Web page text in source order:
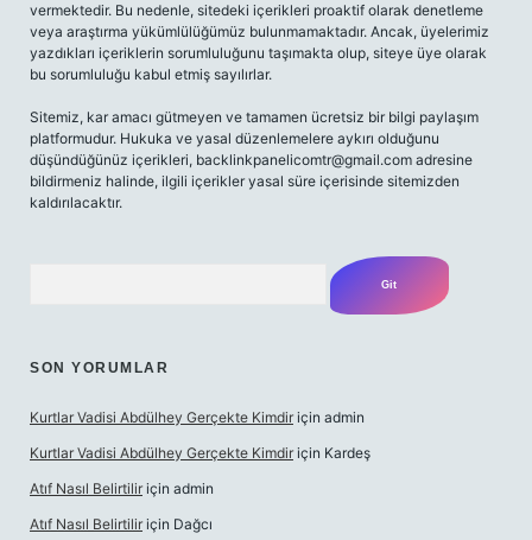
vermektedir. Bu nedenle, sitedeki içerikleri proaktif olarak denetleme
veya araştırma yükümlülüğümüz bulunmamaktadır. Ancak, üyelerimiz
yazdıkları içeriklerin sorumluluğunu taşımakta olup, siteye üye olarak
bu sorumluluğu kabul etmiş sayılırlar.
Sitemiz, kar amacı gütmeyen ve tamamen ücretsiz bir bilgi paylaşım
platformudur. Hukuka ve yasal düzenlemelere aykırı olduğunu
düşündüğünüz içerikleri, backlinkpanelicomtr@gmail.com adresine
bildirmeniz halinde, ilgili içerikler yasal süre içerisinde sitemizden
kaldırılacaktır.
SON YORUMLAR
Kurtlar Vadisi Abdülhey Gerçekte Kimdir için admin
Kurtlar Vadisi Abdülhey Gerçekte Kimdir için Kardeş
Atıf Nasıl Belirtilir için admin
Atıf Nasıl Belirtilir için Dağcı